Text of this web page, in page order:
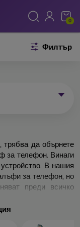
0
Филтър
да обърнете
за телефон. Винаги
В нашия
за телефон, но
преди всичко
заден капак. Той е